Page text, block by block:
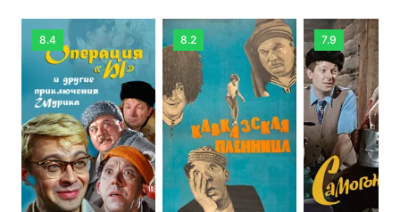
8.4 8.2 7.9